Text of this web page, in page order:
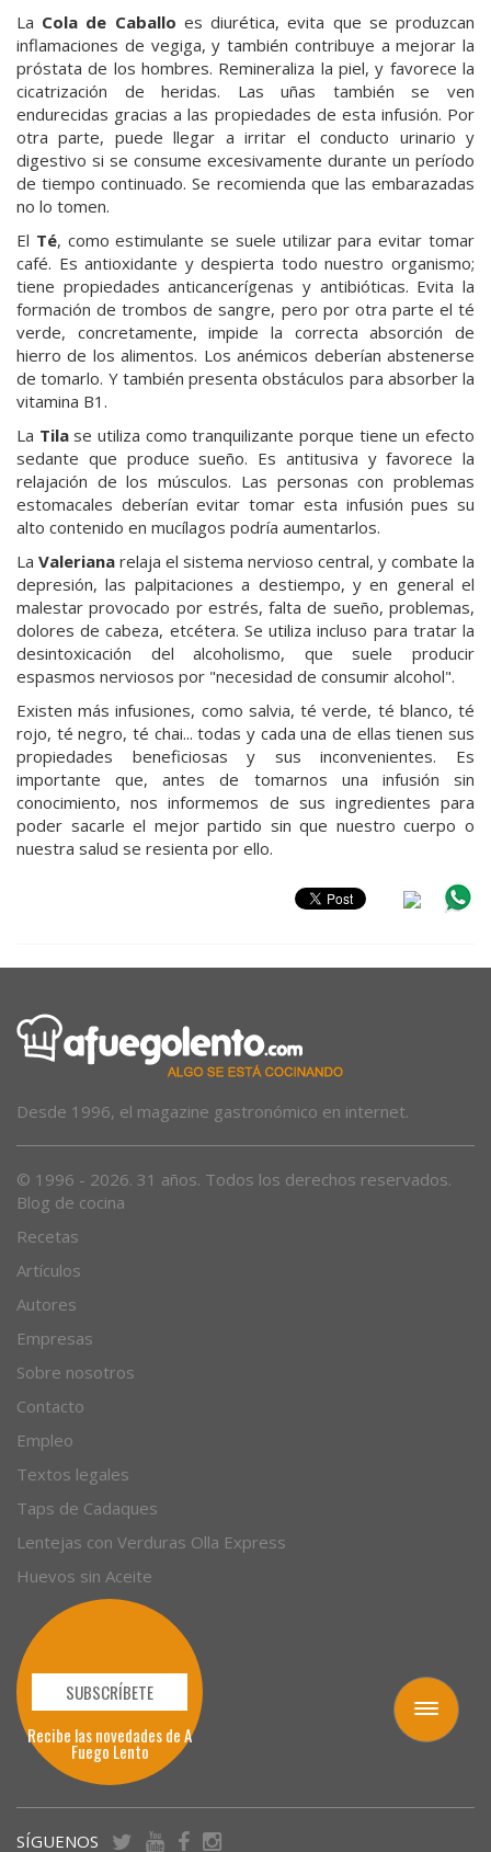
Toggle
navigation
La Cola de Caballo es diurética, evita que se produzcan
inflamaciones de vegiga, y también contribuye a mejorar la
próstata de los hombres. Remineraliza la piel, y favorece la
cicatrización de heridas. Las uñas también se ven
endurecidas gracias a las propiedades de esta infusión. Por
otra parte, puede llegar a irritar el conducto urinario y
digestivo si se consume excesivamente durante un período
de tiempo continuado. Se recomienda que las embarazadas
no lo tomen.
El Té, como estimulante se suele utilizar para evitar tomar
café. Es antioxidante y despierta todo nuestro organismo;
tiene propiedades anticancerígenas y antibióticas. Evita la
formación de trombos de sangre, pero por otra parte el té
verde, concretamente, impide la correcta absorción de
hierro de los alimentos. Los anémicos deberían abstenerse
de tomarlo. Y también presenta obstáculos para absorber la
vitamina B1.
La Tilase utiliza como tranquilizante porque tiene un efecto
sedante que produce sueño. Es antitusiva y favorece la
relajación de los músculos. Las personas con problemas
estomacales deberían evitar tomar esta infusión pues su
alto contenido en mucílagos podría aumentarlos.
La Valeriana relaja el sistema nervioso central, y combate la
depresión, las palpitaciones a destiempo, y en general el
malestar provocado por estrés, falta de sueño, problemas,
dolores de cabeza, etcétera. Se utiliza incluso para tratar la
desintoxicación del alcoholismo, que suele producir
espasmos nerviosos por "necesidad de consumir alcohol".
Existen más infusiones, como salvia, té verde, té blanco, té
rojo, té negro, té chai... todas y cada una de ellas tienen sus
propiedades beneficiosas y sus inconvenientes. Es
importante que, antes de tomarnos una infusión sin
conocimiento, nos informemos de sus ingredientes para
poder sacarle el mejor partido sin que nuestro cuerpo o
nuestra salud se resienta por ello.
Desde 1996, el magazine gastronómico en internet.
© 1996 - 2026. 31 años. Todos los derechos reservados.
Blog de cocina
Recetas
Artículos
Autores
Empresas
Sobre nosotros
Contacto
Empleo
Textos legales
Taps de Cadaques
Lentejas con Verduras Olla Express
Huevos sin Aceite
SUBSCRÍBETE
Recibe las novedades de A
Fuego Lento
SÍGUENOS